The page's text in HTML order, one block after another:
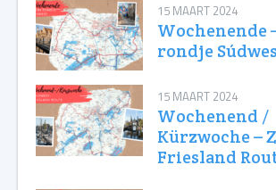
15 MAART 2024
Wochenende
rondje
15 MAART 2024
Wochenend /
Kürzwoche –
Friesland